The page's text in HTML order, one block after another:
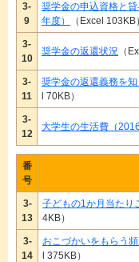
3-
9
奨学金の申込資格と
年度）
（Excel 103KB）
3-
10
奨学金の返還状況 （
3-
11
奨学金の返還義務を
l 70KB）
3-
12
大学生の生活費（
番
号
3-
13
子どもの1か月当たり
4KB）
3-
14
おこづかいをもらう
l 375KB）